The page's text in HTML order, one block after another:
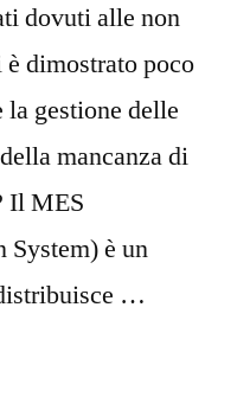
dovuti alle non
dimostrato poco
gestione delle
mancanza di
Il MES
è un
…